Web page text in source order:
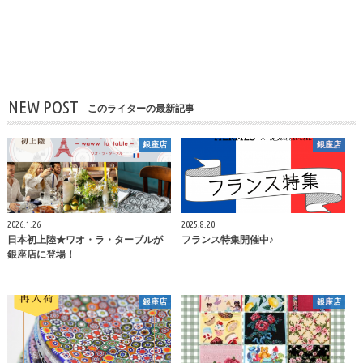
NEW POST このライターの最新記事
銀座店
2026.1.26
日本初上陸★ワオ・ラ・ターブルが
銀座店に登場！
銀座店
2025.8.20
フランス特集開催中♪
銀座店 銀座店